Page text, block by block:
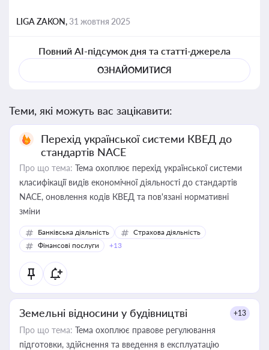
LIGA ZAKON,31 жовтня 2025
Повний AI-підсумок дня та статті-джерела
ОЗНАЙОМИТИСЯ
Теми, які можуть вас зацікавити:
Перехід української системи КВЕД до
стандартів NACE
Про що тема: Тема охоплює перехід української системи
класифікації видів економічної діяльності до стандартів
NACE, оновлення кодів КВЕД та пов'язані нормативні
зміни
Банківська діяльність
Страхова діяльність
Фінансові послуги
+13
Земельні відносини у будівництві +13
Про що тема: Тема охоплює правове регулювання
підготовки, здійснення та введення в експлуатацію